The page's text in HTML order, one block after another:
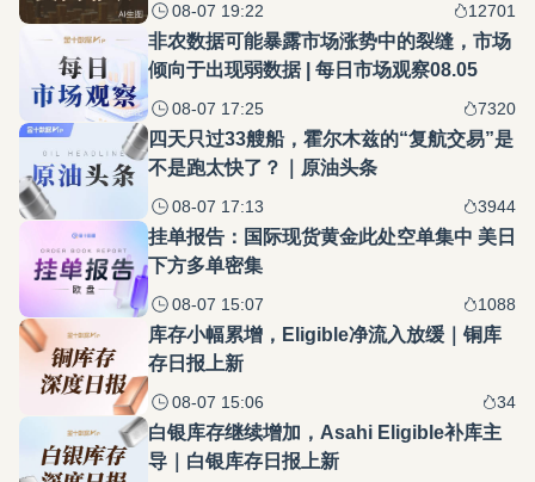
08-07 19:22 12701
非农数据可能暴露市场涨势中的裂缝，市场
倾向于出现弱数据 | 每日市场观察08.05
08-07 17:25 7320
四天只过33艘船，霍尔木兹的“复航交易”是
不是跑太快了？｜原油头条
08-07 17:13 3944
挂单报告：国际现货黄金此处空单集中 美日
下方多单密集
08-07 15:07 1088
库存小幅累增，Eligible净流入放缓｜铜库
存日报上新
08-07 15:06 34
白银库存继续增加，Asahi Eligible补库主
导｜白银库存日报上新